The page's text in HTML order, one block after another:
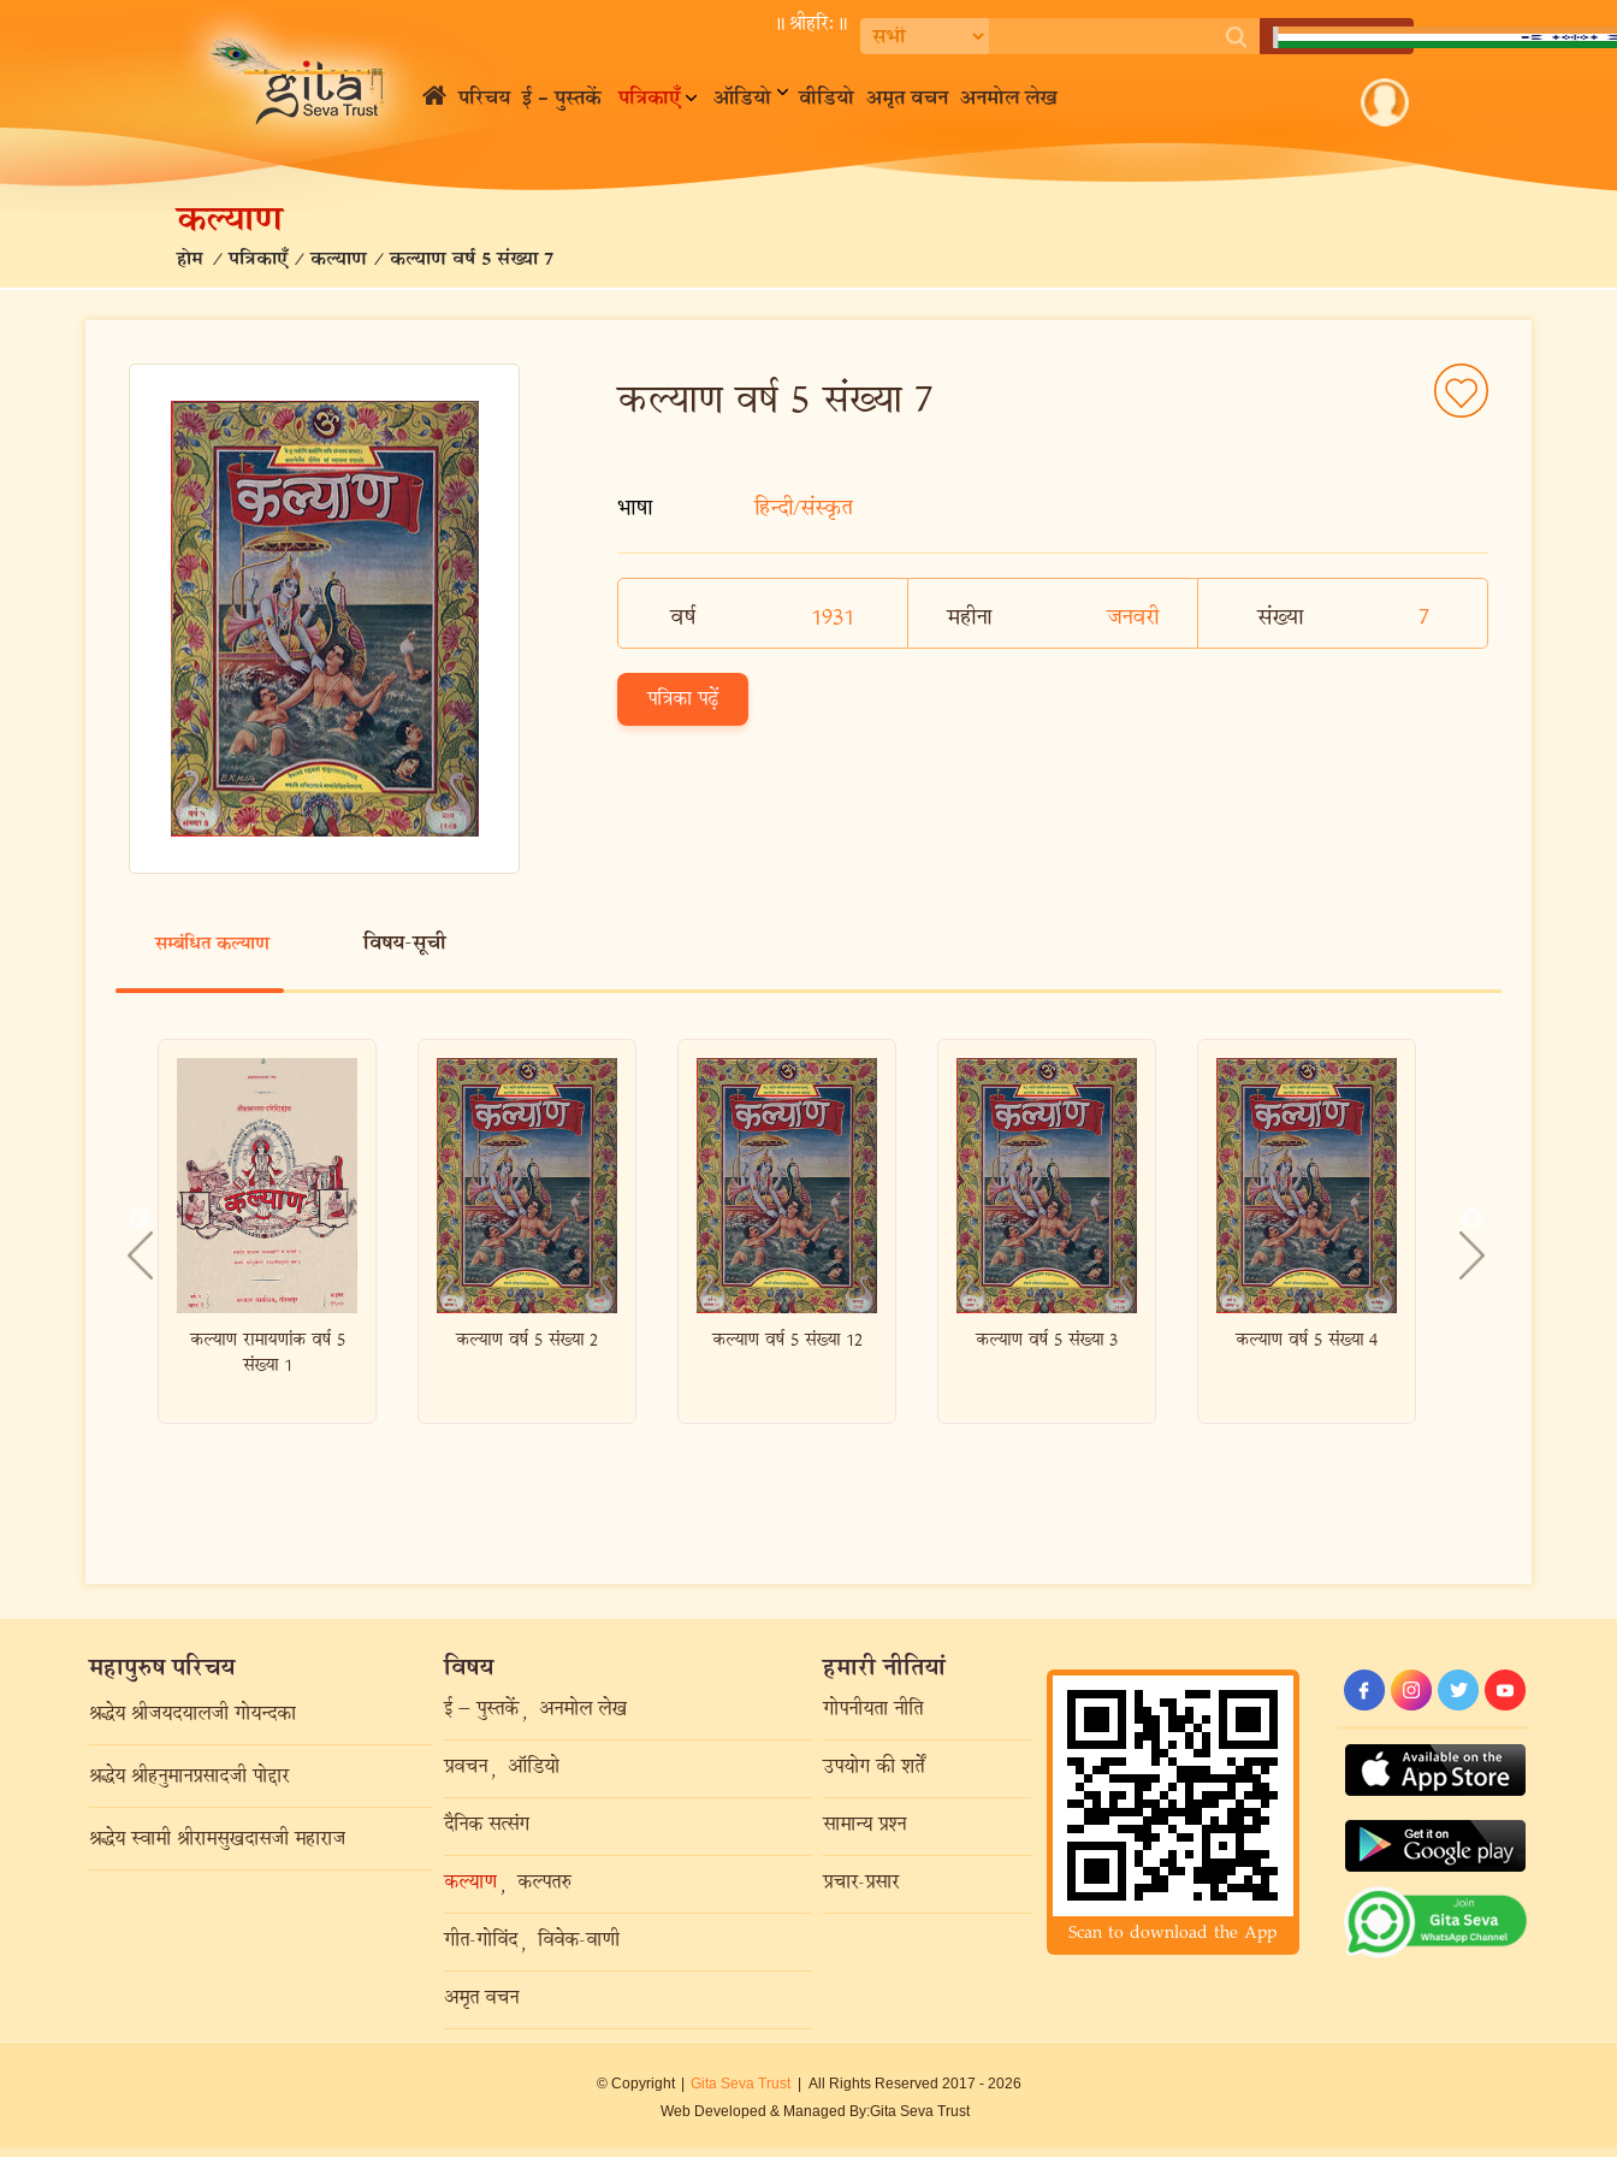
॥ श्रीहरि:॥
परिचय ई – पुस्तकें पत्रिकाएँ ऑडियो वीडियो अमृत वचन अनमोल लेख
कल्याण
होम /पत्रिकाएँ /कल्याण /कल्याण वर्ष 5 संख्या 7
कल्याण वर्ष 5 संख्या 7
भाषा हिन्दी/संस्कृत
वर्ष 1931 महीना जनवरी संख्या 7
पत्रिका पढ़ें
सम्बंधित कल्याण विषय-सूची
कल्याण वर्ष 5 संख्या 2 कल्याण वर्ष 5 संख्या 12 कल्याण वर्ष 5 संख्या 3 कल्याण वर्ष 5 संख्या 4 कल्याण वर्ष 5 संख्या 5
महापुरुष परिचय
श्रद्धेय श्रीजयदयालजी गोयन्दका
श्रद्धेय श्रीहनुमानप्रसादजी पोद्दार
श्रद्धेय स्वामी श्रीरामसुखदासजी महाराज
विषय
ई – पुस्तकें , अनमोल लेख
प्रवचन , ऑडियो
दैनिक सत्संग
कल्याण , कल्पतरु
गीत-गोविंद , विवेक-वाणी
अमृत वचन
हमारी नीतियां
गोपनीयता नीति
उपयोग की शर्तें
सामान्य प्रश्न
प्रचार-प्रसार
Scan to download the App
© Copyright | Gita Seva Trust | All Rights Reserved 2017 - 2026
Web Developed & Managed By:Gita Seva Trust